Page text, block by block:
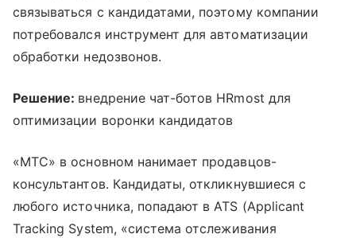
связываться с кандидатами, поэтому компании
потребовался инструмент для автоматизации
обработки недозвонов.
Решение: внедрение чат-ботов HRmost для
оптимизации воронки кандидатов
«МТС» в основном нанимает продавцов-
консультантов. Кандидаты, откликнувшиеся с
любого источника, попадают в ATS (Applicant
Tracking System, «система отслеживания